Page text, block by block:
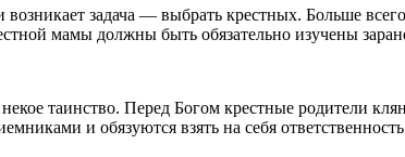
задача — выбрать крестных. Больше
мамы должны быть обязательно изучены
таинство. Перед Богом крестные родители
и обязуются взять на себя